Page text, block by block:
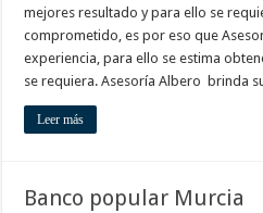
mejores resultado y para ello se
comprometido, es por eso que
experiencia, para ello se estima
se requiera. Asesoría Albero brinda
Leer más
Banco popular Murcia